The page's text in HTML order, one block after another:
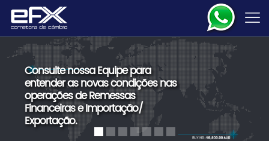
Consulte nossa Equipe para
entender as novas condições nas
operações de Remessas
Financeiras e Importação/
Exportação.